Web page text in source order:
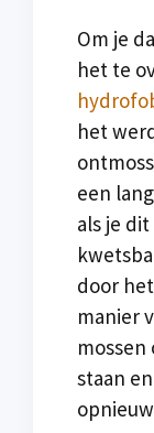
Om je
het te
het
een
als je
door
manier
staan